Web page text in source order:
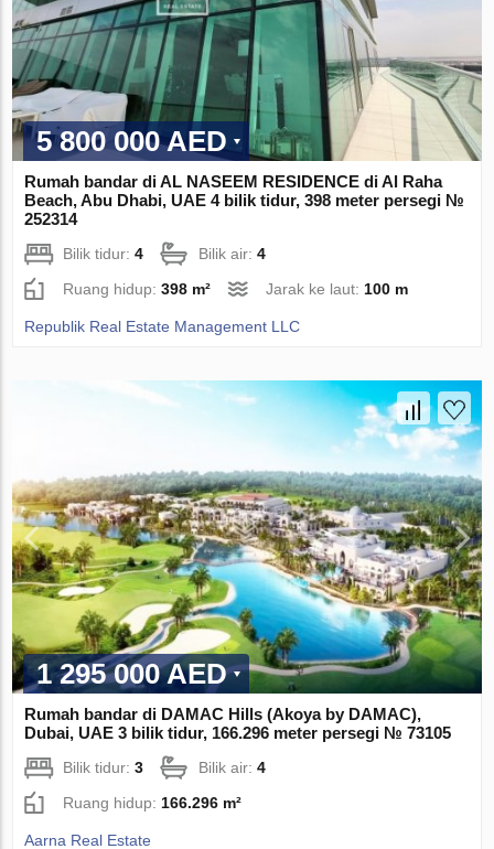
5 800 000 AED
Rumah bandar di AL NASEEM RESIDENCE di Al Raha
Beach, Abu Dhabi, UAE 4 bilik tidur, 398 meter persegi №
252314
Bilik tidur:4 Bilik air:4
Ruang hidup:398 m² Jarak ke laut:100 m
Republik Real Estate Management LLC
1 295 000 AED
Rumah bandar di DAMAC Hills (Akoya by DAMAC),
Dubai, UAE 3 bilik tidur, 166.296 meter persegi № 73105
Bilik tidur:3 Bilik air:4
Ruang hidup: 166.296 m²
Aarna Real Estate